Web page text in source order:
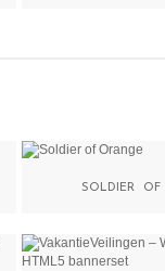
SOLDIER OF